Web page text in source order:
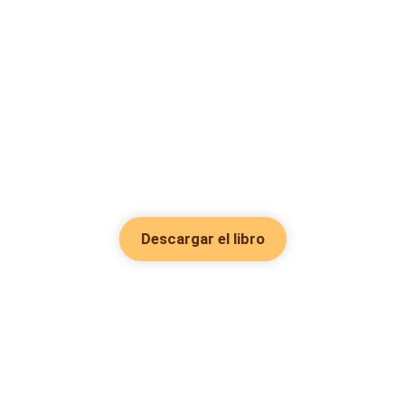
Descargar el libro